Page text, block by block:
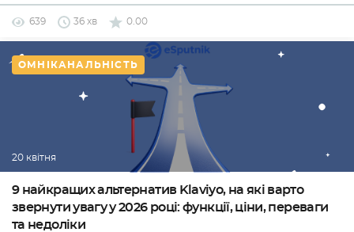
639 36 хв 0.00
ОМНІКАНАЛЬНІСТЬ
20 квітня
9 найкращих альтернатив Klaviyo, на які варто
звернути увагу у 2026 році: функції, ціни, переваги
та недоліки